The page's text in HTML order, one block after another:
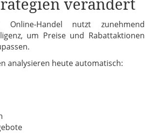
Handel nutzt zunehmend
um Preise und Rabattaktionen
analysieren heute automatisch: